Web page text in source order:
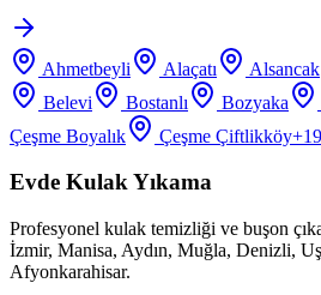
Ahmetbeyli Alaçatı Alsancak
Belevi
Bostanlı Bozyaka
Çeşme Boyalık
Çeşme Çiftlikköy+
Evde Kulak Yıkama
Profesyonel kulak temizliği ve buşon
İzmir, Manisa, Aydın, Muğla, Denizli,
Afyonkarahisar.